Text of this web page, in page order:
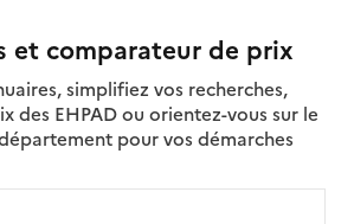
et comparateur de prix
simplifiez vos recherches,
des EHPAD ou orientez-vous sur le
pour vos démarches